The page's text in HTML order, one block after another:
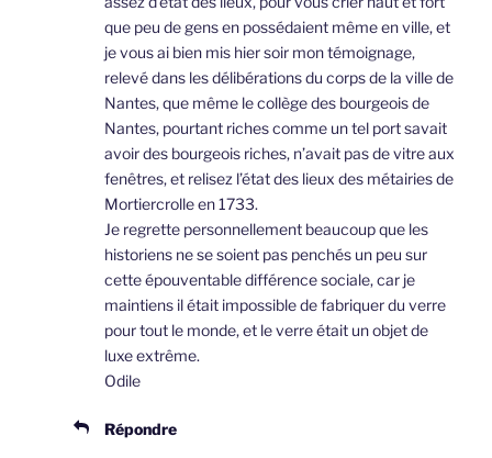
que peu de gens en possédaient même en ville, et
je vous ai bien mis hier soir mon témoignage,
relevé dans les délibérations du corps de la ville de
Nantes, que même le collège des bourgeois de
Nantes, pourtant riches comme un tel port savait
avoir des bourgeois riches, n’avait pas de vitre aux
fenêtres, et relisez l’état des lieux des métairies de
Mortiercrolle en 1733.
Je regrette personnellement beaucoup que les
historiens ne se soient pas penchés un peu sur
cette épouventable différence sociale, car je
maintiens il était impossible de fabriquer du verre
pour tout le monde, et le verre était un objet de
luxe extrême.
Odile
Répondre